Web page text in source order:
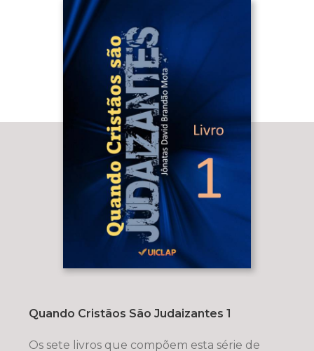
Quando Cristãos São Judaizantes 1
Os sete livros que compõem esta série de